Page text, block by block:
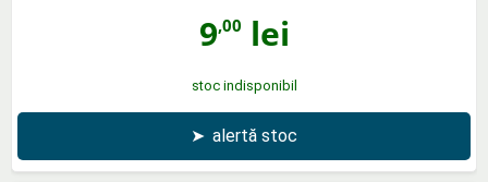
9,00 lei
stoc indisponibil
➤ alertă stoc